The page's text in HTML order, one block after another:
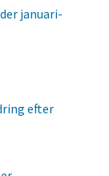
januari-
efter